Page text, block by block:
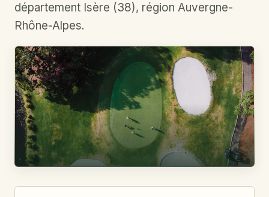
département Isère (38), région Auvergne-
Rhône-Alpes.